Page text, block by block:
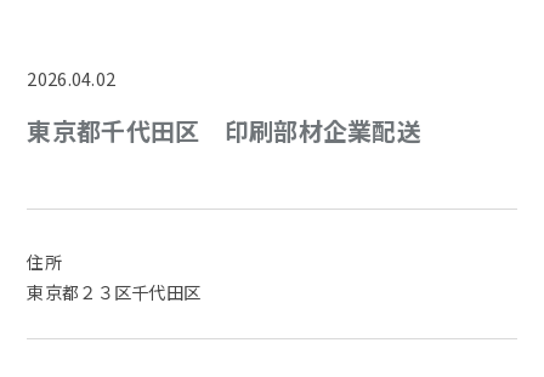
2026.04.02
東京都千代田区 印刷部材企業配送
住所
東京都２３区千代田区